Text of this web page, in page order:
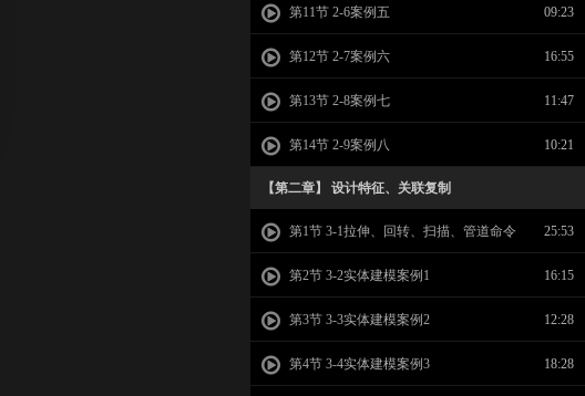
第11节 2-6案例五 09:23
第12节 2-7案例六 16:55
第13节 2-8案例七 11:47
第14节 2-9案例八 10:21
【第二章】 设计特征、关联复制
第1节 3-1拉伸、回转、扫描、管道命令 25:53
第2节 3-2实体建模案例1 16:15
第3节 3-3实体建模案例2 12:28
第4节 3-4实体建模案例3 18:28